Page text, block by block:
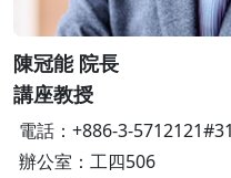
陳冠能 院長
講座教授
電話：+886-3-
辦公室：工四506